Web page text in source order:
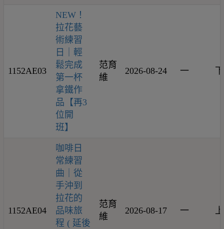
1152AE03
NEW！
拉花藝
術練習
日｜輕
鬆完成
第一杯
拿鐵作
品【再3
位開
班】
范育
維
2026-08-24 一
1152AE04
咖啡日
常練習
曲｜從
手沖到
拉花的
品味旅
程 ( 延後
范育
維
2026-08-17 一